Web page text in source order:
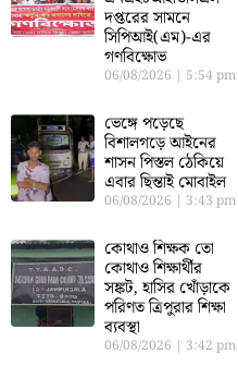
দপ্তরের সামনে
সিপিআই(এম)-এর
গণবিক্ষোভ
06/08/2026 5:54 pm
ভেঙ্গে পড়েছে
বিশালগড়ে আইনের
শাসন পিস্তল ঠেকিয়ে
এবার ছিন্তাই মোবাইল
06/08/2026 3:43 pm
কোথাও শিক্ষক তো
কোথাও শিক্ষার্থীর
সঙ্কট, হাসির খোঁড়াকে
পরিণত ত্রিপুরার শিক্ষা
ব্যবস্থা
06/08/2026 3:42 pm